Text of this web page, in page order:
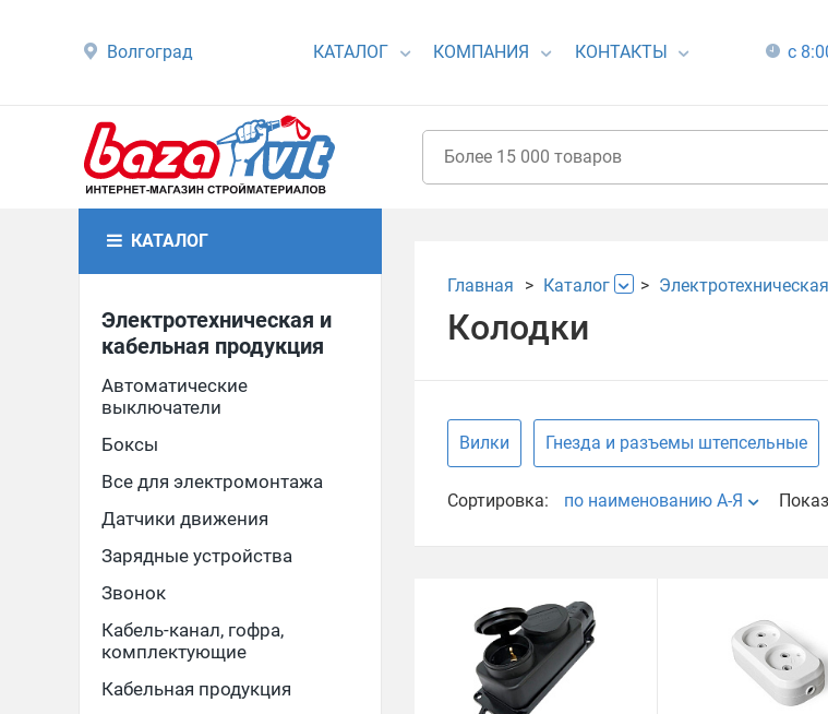
Волгоград КАТАЛОГ КОМПАНИЯ КОНТАКТЫ с
КАТАЛОГ
Электротехническая и
кабельная продукция
Автоматические
выключатели
Боксы
Все для электромонтажа
Датчики движения
Зарядные устройства
Звонок
Кабель-канал, гофра,
комплектующие
Кабельная продукция
Главная Каталог
Колодки
Вилки Гнезда и разъемы штепсельные
Сортировка: по наименованию А-Я